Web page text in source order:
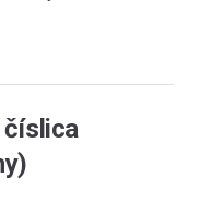
číslica